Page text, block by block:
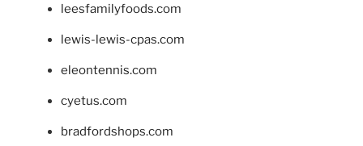
leesfamilyfoods.com
lewis-lewis-cpas.com
eleontennis.com
cyetus.com
bradfordshops.com